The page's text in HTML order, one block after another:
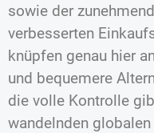
sowie der
verbesserten
knüpfen genau hier
und bequemere
die volle Kontrolle
wandelnden